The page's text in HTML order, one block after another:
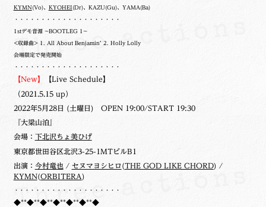
KYMN(Vo)、 KYOHEI (Dr)、KAZU(Gu)、YAMA(Ba)
・・・・・・・・・・・・・・・・・・・・
1stデモ音源 ~BOOTLEG 1~
<収録曲> 1. All About Benjamin’ 2. Holly Lolly
会場限定で発売開始
・・・・・・・・・・・・・・・・・・・・
【New】 【Live Schedule】
（2021.5.15 up）
2022年5月28日 (土曜日) OPEN 19:00/START 19:30
『大梁山泊』
会場： 下北沢ちょ美ひげ
東京都世田谷区北沢3-25-1MTビルB1
出演： 今村竜也 / セヌマヨシヒロ (THE GOD LIKE CHORD) /
KYMN(ORBITERA)
・・・・・・・・・・・・・・・・・・・・
◆**◆**◆**◆**◆**◆**◆